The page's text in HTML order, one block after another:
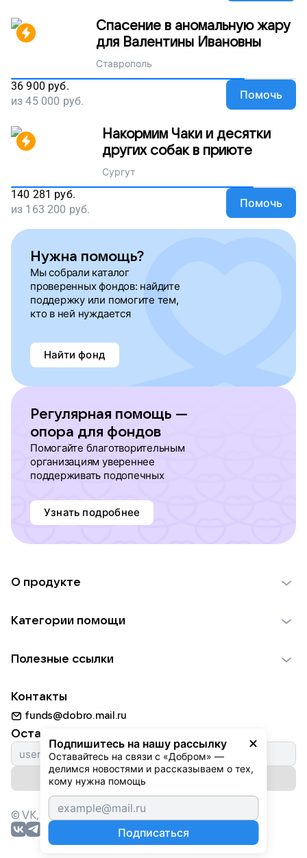
Спасение в аномальную жару
для Валентины Ивановны
Ставрополь
36 900 руб.
из45 000 руб. Помочь
Накормим Чаки и десятки
других собак в приюте
Сургут
140 281 руб.
из 163 200 руб. Помочь
Нужна помощь?
Мы собрали каталог
проверенных фондов: найдите
поддержку или помогите тем,
кто в ней нуждается
Найти фонд
Регулярная помощь —
опора для фондов
Помогайте благотворительным
организациям увереннее
поддерживать подопечных
Узнать подробнее
Подпишитесь на нашу рассылку
Оставайтесь на связи с «Добром» —
делимся новостями и рассказываем о тех,
кому нужна помощь
Подписаться
О продукте
Использование материалов
Для НКО
Партнерам
Категории помощи
Пожилым
Животным
Природе
Культуре
Фондам
Полезные ссылки
Добрый день
Истории
Автоплатежи
Контакты
funds@dobro.mail.ru
Оставайтесь с нами
Подписаться на рассылку
© VK, 2026г. Все права защищены.